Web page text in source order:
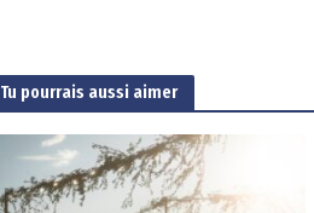
Tu pourrais aussi aimer